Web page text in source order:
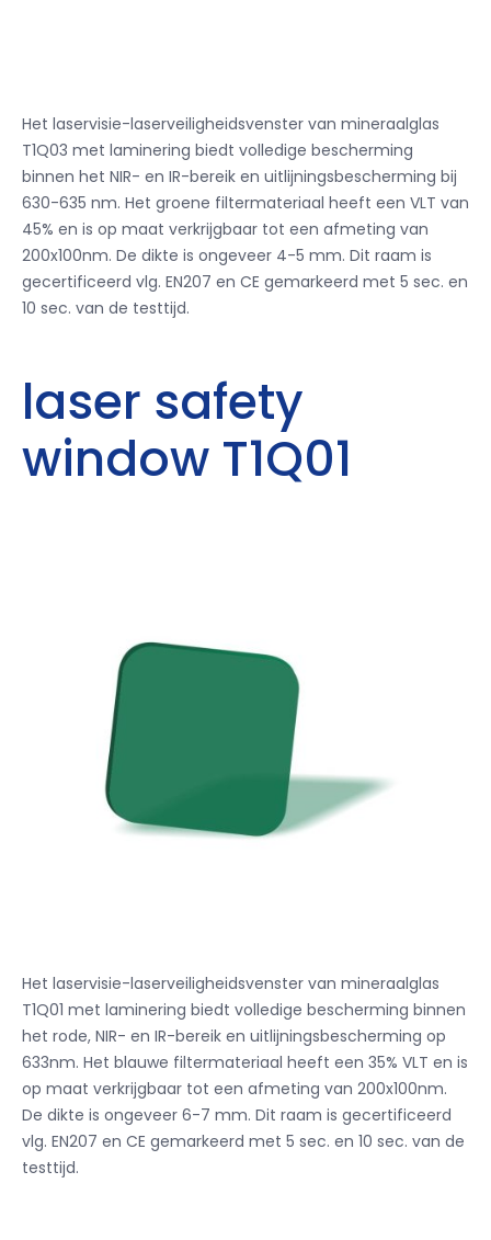
Het laservisie-laserveiligheidsvenster van mineraalglas
T1Q03 met laminering biedt volledige bescherming
binnen het NIR- en IR-bereik en uitlijningsbescherming bij
630-635 nm. Het groene filtermateriaal heeft een VLT van
45% en is op maat verkrijgbaar tot een afmeting van
200x100nm. De dikte is ongeveer 4-5 mm. Dit raam is
gecertificeerd vlg. EN207 en CE gemarkeerd met 5 sec. en
10 sec. van de testtijd.
laser safety
window T1Q01
Het laservisie-laserveiligheidsvenster van mineraalglas
T1Q01 met laminering biedt volledige bescherming binnen
het rode, NIR- en IR-bereik en uitlijningsbescherming op
633nm. Het blauwe filtermateriaal heeft een 35% VLT en is
op maat verkrijgbaar tot een afmeting van 200x100nm.
De dikte is ongeveer 6-7 mm. Dit raam is gecertificeerd
vlg. EN207 en CE gemarkeerd met 5 sec. en 10 sec. van de
testtijd.